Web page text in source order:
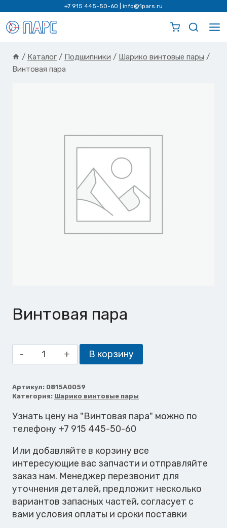
содержимому
+7 915 445-50-60 info@1pars.ru
/ Каталог / Подшипники / Шарико винтовые пары /
Винтовая пара
Винтовая пара
Количество
товара
пара
В корзину
Артикул: 0815A0059
Категория: Шарико винтовые пары
Узнать цену на "Винтовая пара" можно по
телефону +7 915 445-50-60
Или добавляйте в корзину все
интересующие вас запчасти и отправляйте
заказ нам. Менеджер перезвонит для
уточнения деталей, предложит несколько
вариантов запасных частей, согласует с
вами условия оплаты и сроки поставки